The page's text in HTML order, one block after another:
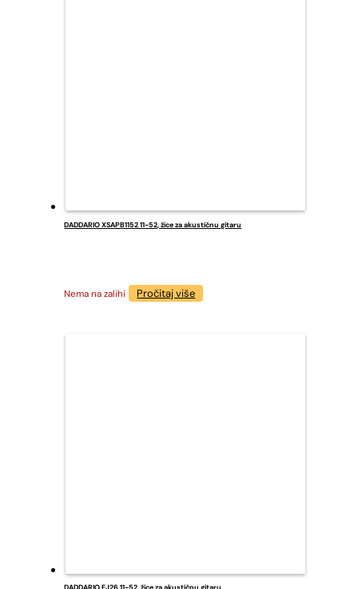
DADDARIO XSAPB1152 11-52, žice za akustičnu gitaru
Nema na zalihi Pročitaj više